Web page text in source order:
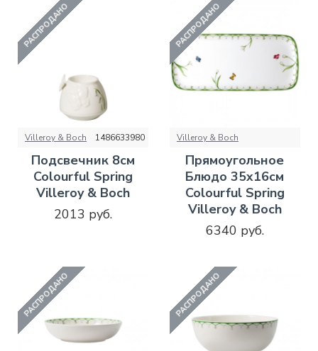
РАСПРОДАНО
Villeroy & Boch 1486633980
Подсвечник 8см
Colourful Spring
Villeroy & Boch
2013 руб.
РАСПРОДАНО
Villeroy & Boch
Прямоугольное
Блюдо 35x16см
Colourful Spring
Villeroy & Boch
6340 руб.
РАСПРОДАНО РАСПРОДАНО